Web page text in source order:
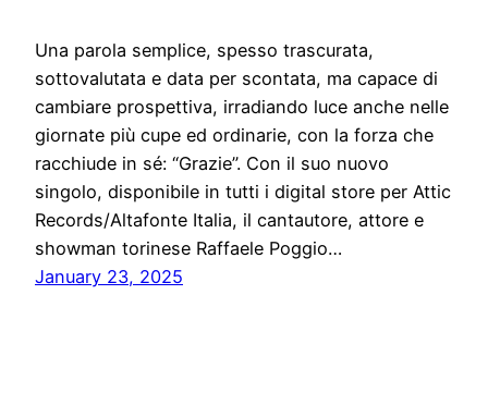
Una parola semplice, spesso trascurata,
sottovalutata e data per scontata, ma capace di
cambiare prospettiva, irradiando luce anche nelle
giornate più cupe ed ordinarie, con la forza che
racchiude in sé: “Grazie”. Con il suo nuovo
singolo, disponibile in tutti i digital store per Attic
Records/Altafonte Italia, il cantautore, attore e
showman torinese Raffaele Poggio…
January 23, 2025